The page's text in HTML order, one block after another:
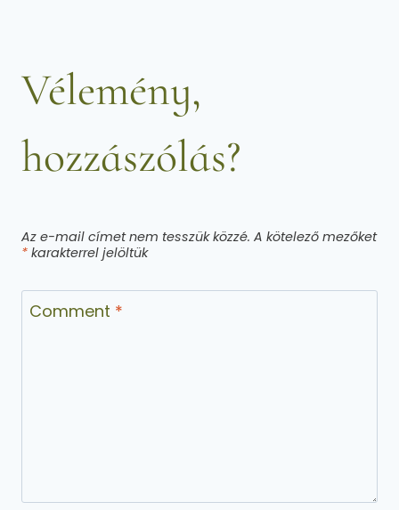
Vélemény,
hozzászólás?
Az e-mail címet nem tesszük közzé. A kötelező mezőket
* karakterrel jelöltük
Comment *